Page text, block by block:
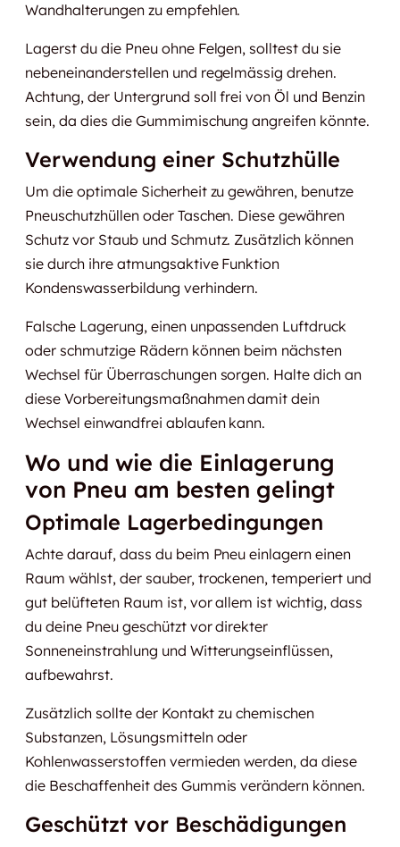
Wandhalterungen zu empfehlen.
Lagerst du die Pneu ohne Felgen, solltest du sie
nebeneinanderstellen und regelmässig drehen.
Achtung, der Untergrund soll frei von Öl und Benzin
sein, da dies die Gummimischung angreifen könnte.
Verwendung einer Schutzhülle
Um die optimale Sicherheit zu gewähren, benutze
Pneuschutzhüllen oder Taschen. Diese gewähren
Schutz vor Staub und Schmutz. Zusätzlich können
sie durch ihre atmungsaktive Funktion
Kondenswasserbildung verhindern.
Falsche Lagerung, einen unpassenden Luftdruck
oder schmutzige Rädern können beim nächsten
Wechsel für Überraschungen sorgen. Halte dich an
diese Vorbereitungsmaßnahmen damit dein
Wechsel einwandfrei ablaufen kann.
Wo und wie die Einlagerung
von Pneu am besten gelingt
Optimale Lagerbedingungen
Achte darauf, dass du beim Pneu einlagern einen
Raum wählst, der sauber, trockenen, temperiert und
gut belüfteten Raum ist, vor allem ist wichtig, dass
du deine Pneu geschützt vor direkter
Sonneneinstrahlung und Witterungseinflüssen,
aufbewahrst.
Zusätzlich sollte der Kontakt zu chemischen
Substanzen, Lösungsmitteln oder
Kohlenwasserstoffen vermieden werden, da diese
die Beschaffenheit des Gummis verändern können.
Geschützt vor Beschädigungen